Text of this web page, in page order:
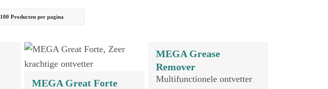
100 Producten per pagina
MEGA Great Forte
MEGA Grease
Remover
Multifunctionele ontvetter